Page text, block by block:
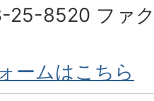
25-8520 ファ
ームはこちら